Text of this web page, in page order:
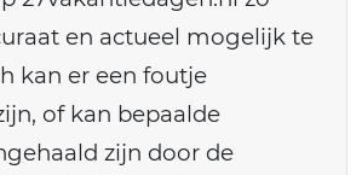
en actueel mogelijk te
kan er een foutje
of kan bepaalde
zijn door de